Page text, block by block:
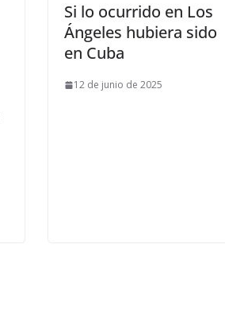
Si lo ocurrido en Los
Ángeles hubiera sido
en Cuba
12 de junio de 2025